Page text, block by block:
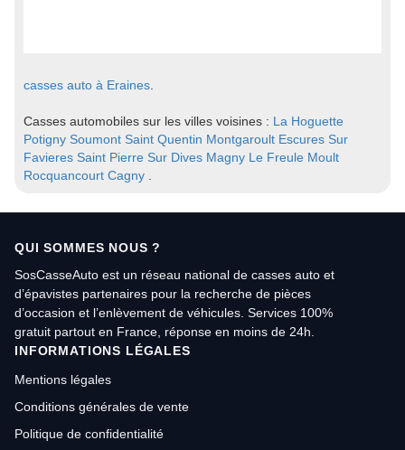
casses auto à Eraines
Casses automobiles sur les villes voisines : La Hoguette
Potigny Soumont Saint Quentin Montgaroult Escures Sur
Favieres Saint Pierre Sur Dives Magny Le Freule Moult
Rocquancourt Cagny
QUI SOMMES NOUS ?
SosCasseAuto est un réseau national de casses auto et
d’épavistes partenaires pour la recherche de pièces
d’occasion et l’enlèvement de véhicules. Services 100%
gratuit partout en France, réponse en moins de 24h.
INFORMATIONS LÉGALES
Mentions légales
Conditions générales de vente
Politique de confidentialité